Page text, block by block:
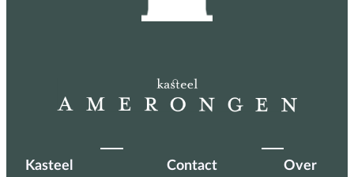
Kasteel Contact Over